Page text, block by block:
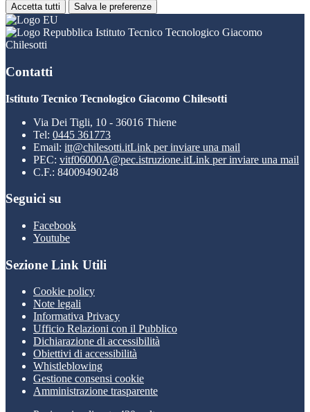
Accetta tutti Salva le preferenze
Istituto Tecnico Tecnologico Giacomo
Chilesotti
Contatti
Istituto Tecnico Tecnologico Giacomo Chilesotti
Via Dei Tigli, 10 - 36016 Thiene
Tel: 0445 361773
Email: itt@chilesotti.itLink per inviare una mail
PEC: vitf06000A@pec.istruzione.itLink per inviare una mail
C.F.: 84009490248
Seguici su
Facebook
Youtube
Sezione Link Utili
Cookie policy
Note legali
Informativa Privacy
Ufficio Relazioni con il Pubblico
Dichiarazione di accessibilità
Obiettivi di accessibilità
Whistleblowing
Gestione consensi cookie
Amministrazione trasparente